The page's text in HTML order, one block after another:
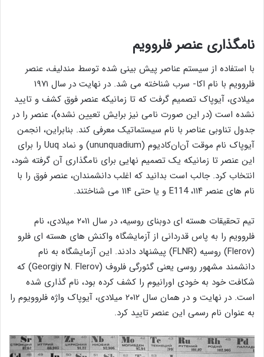
نامگذاری عنصرفلروویم
با استفاده از سیستم عناصر پیش‌ بینی ‌شده توسط مندلیف، عنصر
فلروویم با نام اکا- سرب شناخته می ‌شد. در نهایت در سال ۱۹۷۱
میلادی، آیوپاک تصمیم گرفت که تا زمانیکه عنصر فوق کشف و تایید
نشده است (در این صورت نامی نیز برایش تعیین نشده)، عنصر را در
جدول تناوبی عناصر با نام سیستماتیک معرفی کند. بنابراین، انجمن
آیوپاک نام موقت آن‌ان‌کادیوم (ununquadium) و نماد Uuq را برای
این عنصر تا زمانیکه یک تصمیم نهایی برای نامگذاری آن گرفته شود،
انتخاب کرد. جالب است بدانید که اغلب دانشمندان، عنصر فوق را با
نام ‌های عنصر ۱۱۴، E114 و یا حتی ۱۱۴ می ‌شناختند.
تیم تحقیقات هسته ‌ای دوبنای روسیه، در سال ۲۰۱۱ میلادی، نام
فلروویم را به پاس قدردانی از آزمایشگاه واکنش های هسته ای فلرو
(Flerov) روسیه (FLNR) پیشنهاد دادند. این آزمایشگاه به نام
دانشمند مشهور روسی یعنی گئورگی فلروف (Georgiy N. Flerov) که
شکافت خود به خودی اورانیوم را کشف کرده بود، نام گذاری شده
است. در نهایت و در همان سال ۲۰۱۲ میلادی، آیوپاک واژه فلروویوم را
به عنوان نام رسمی این عنصر تایید کرد.